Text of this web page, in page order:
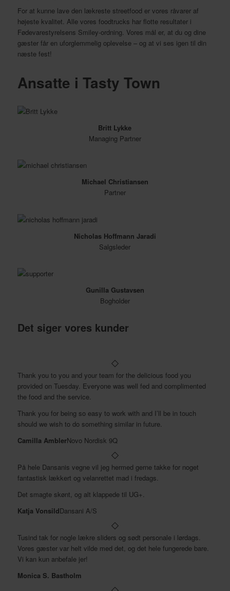
For at kunne lave den lækreste streetfood er vores råvarer af
højeste kvalitet. Alle vores foodtrucks har flotte resultater i
Fødevarestyrelsens Smiley-ordning. Vores mål er, at du og dine
gæster får en uforglemmelig oplevelse – og at vi ses igen til din
næste fest!
Ansatte i Tasty Town
Britt Lykke
Managing Partner
Michael Christiansen
Partner
Nicholas Hoffmann Jaradi
Salgsleder
Gunilla Gustavsen
Bogholder
Det siger vores kunder
Thank you to you and your team for the delicious food you
provided on Tuesday. Everyone was well fed and complimented
the food and the service.
Thank you for being so easy to work with and I’ll be in touch
should we wish to do something similar in future.
Camilla AmblerNovo Nordisk 9Q
På hele Dansanis vegne vil jeg hermed gerne takke for noget
fantastisk lækkert og velanrettet mad i fredags.
Det smagte skønt, og alt klappede til UG+.
Katja VonsildDansani A/S
Tusind tak for nogle lækre sliders og sødt personale i lørdags.
Vores gæster var helt vilde med det, og det hele fungerede bare.
Vi kan kun anbefale jer!
Monica S. Bastholm